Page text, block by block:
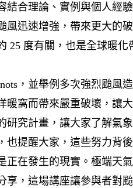
合理論、實例與個人
迅速增強，帶來更大
25 度有關，也是全球暖
，並舉例多次強烈颱
窩而帶來嚴重破壞，讓
究計畫，讓大家了解
提醒大家，這些努力背
在發生的現實。極端
，這場講座讓參與者